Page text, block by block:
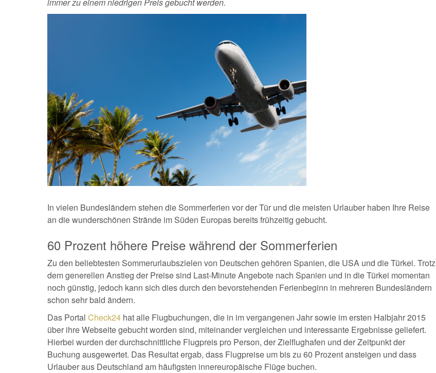
In vielen Bundesländern stehen die Sommerferien vor der Tür und die meisten Urlauber haben Ihre Reise
an die wunderschönen Strände im Süden Europas bereits frühzeitig gebucht.
60 Prozent höhere Preise während der Sommerferien
Zu den beliebtesten Sommerurlaubszielen von Deutschen gehören Spanien, die USA und die Türkei. Trotz
dem generellen Anstieg der Preise sind Last-Minute Angebote nach Spanien und in die Türkei momentan
noch günstig, jedoch kann sich dies durch den bevorstehenden Ferienbeginn in mehreren Bundesländern
schon sehr bald ändern.
Das Portal Check24 hat alle Flugbuchungen, die in im vergangenen Jahr sowie im ersten Halbjahr 2015
über ihre Webseite gebucht worden sind, miteinander vergleichen und interessante Ergebnisse geliefert.
Hierbei wurden der durchschnittliche Flugpreis pro Person, der Zielflughafen und der Zeitpunkt der
Buchung ausgewertet. Das Resultat ergab, dass Flugpreise um bis zu 60 Prozent ansteigen und dass
Urlauber aus Deutschland am häufigsten innereuropäische Flüge buchen.